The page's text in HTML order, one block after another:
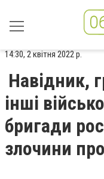
14:30, 2 квітня 2022 р.
Навідник,
інші
бригади
злочини